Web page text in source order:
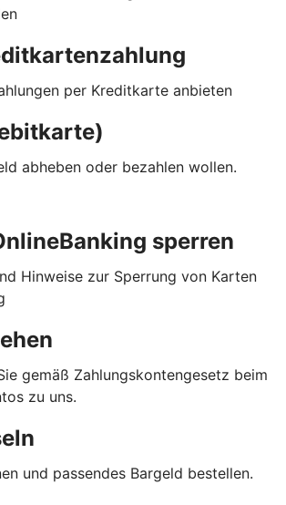
per Kreditkarte anbieten
abheben oder bezahlen wollen.
sperren
Hinweise zur Sperrung von Karten
gemäß Zahlungskontengesetz beim
zu uns.
und passendes Bargeld bestellen.